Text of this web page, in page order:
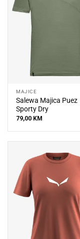
MAJICE
Salewa Majica Puez
Sporty Dry
79,00 KM